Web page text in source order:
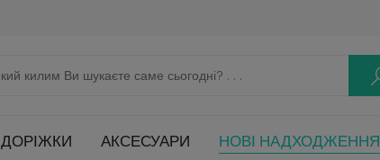
ДОРІЖКИ АКСЕСУАРИ НОВІ НАДХОДЖЕННЯ